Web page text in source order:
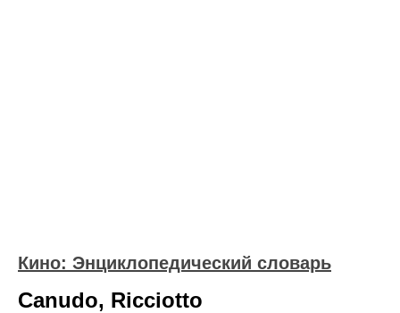
Кино: Энциклопедический словарь
Canudo, Ricciotto